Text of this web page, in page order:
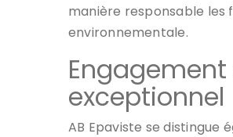
manière responsable les
environnementale.
exceptionnel
AB Epaviste se distingue